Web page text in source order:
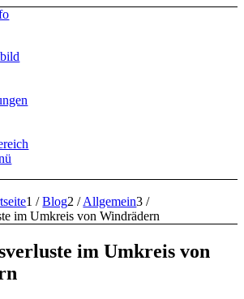
1 / Blog2 / Allgemein3 /
im Umkreis von Windrädern
im Umkreis von